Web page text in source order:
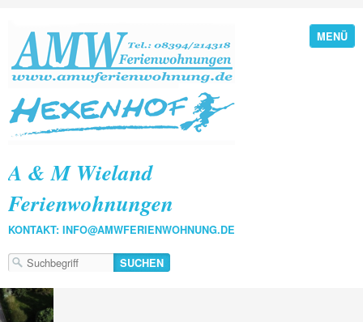
MENÜ
A & M Wieland
Ferienwohnungen
KONTAKT: INFO@AMWFERIENWOHNUNG.DE